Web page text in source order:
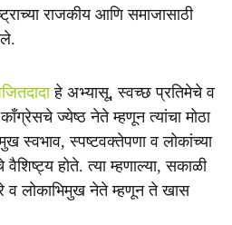
राजकीय आणि समाजासाठी
हे अभ्यासू, स्वच्छ प्रतिमेचे व
काँग्रेसचे ज्येष्ठ नेते म्हणून त्यांचा मोठा
स्वभाव, स्पष्टवक्तेपणा व लोकांच्या
वैशिष्ट्य होते. त्या म्हणाल्या, सकाळी
व लोकाभिमुख नेते म्हणून ते खास